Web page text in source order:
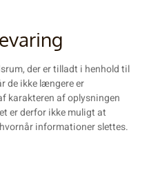
der er tilladt i henhold til
de ikke længere er
karakteren af oplysningen
er derfor ikke muligt at
informationer slettes.